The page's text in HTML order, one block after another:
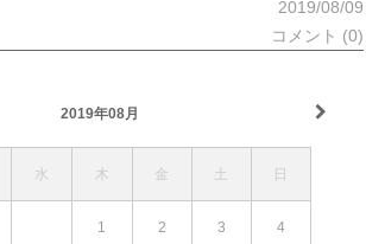
2019/08/09
コメント (0)
2019年08月
水 木 金 土 日
1 2 3 4